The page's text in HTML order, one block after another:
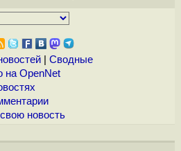
| Сводные
на OpenNet
новость